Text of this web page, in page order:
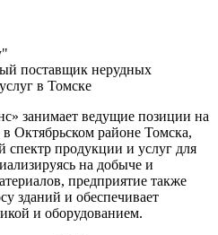
поставщик нерудных
в Томске
занимает ведущие позиции на
Октябрьском районе Томска,
спектр продукции и услуг для
на добыче и
предприятие также
зданий и обеспечивает
и оборудованием.